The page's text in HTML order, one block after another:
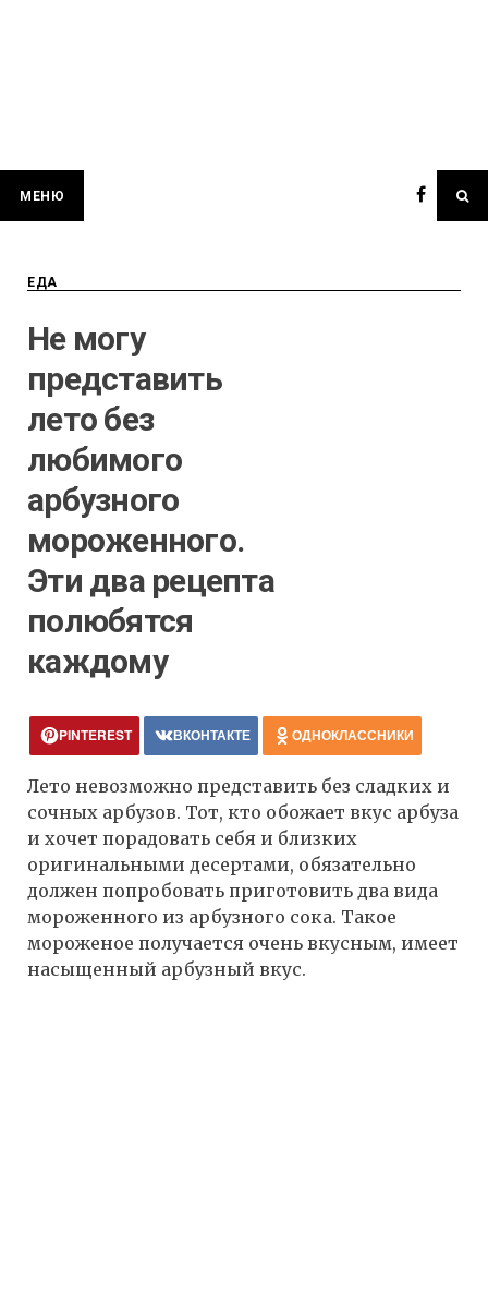
МЕНЮ
ЕДА
Не могу
представить
лето без
любимого
арбузного
мороженного.
Эти два рецепта
полюбятся
каждому
PINTEREST ВКОНТАКТЕ ОДНОКЛАССНИКИ
Лето невозможно представить без сладких и
сочных арбузов. Тот, кто обожает вкус арбуза
и хочет порадовать себя и близких
оригинальными десертами, обязательно
должен попробовать приготовить два вида
мороженного из арбузного сока. Такое
мороженое получается очень вкусным, имеет
насыщенный арбузный вкус.